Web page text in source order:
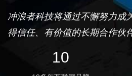
冲浪者科技将通过不懈努力成
得信任、有价值的长期合作伙
10